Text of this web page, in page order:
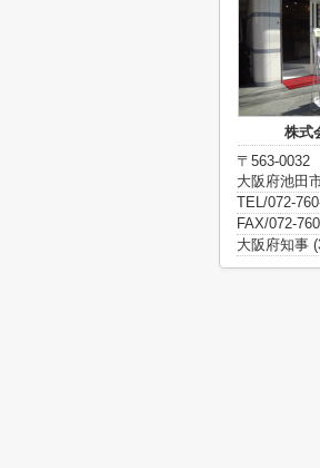
株式
〒563-0032
大阪府池田
TEL/072-
FAX/072-
大阪府知事